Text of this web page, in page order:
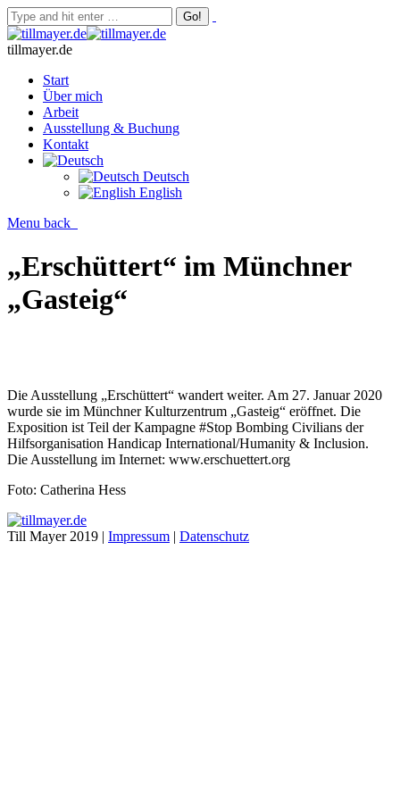
tillmayer.de
Start
Über mich
Arbeit
Ausstellung & Buchung
Kontakt
Deutsch
English
Menu back
„Erschüttert“ im Münchner
„Gasteig“
Die Ausstellung „Erschüttert“ wandert weiter. Am 27. Januar 2020
wurde sie im Münchner Kulturzentrum „Gasteig“ eröffnet. Die
Exposition ist Teil der Kampagne #Stop Bombing Civilians der
Hilfsorganisation Handicap International/Humanity & Inclusion.
Die Ausstellung im Internet: www.erschuettert.org
Foto: Catherina Hess
Till Mayer 2019 | Impressum | Datenschutz